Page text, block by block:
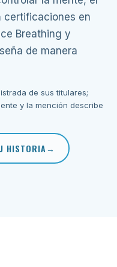
certificaciones en
Breathing y
de manera
de sus titulares;
y la mención describe
HISTORIA